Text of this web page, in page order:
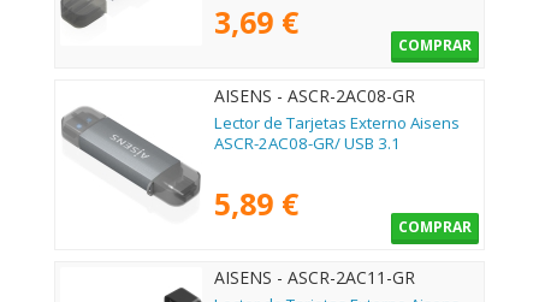
3,69 €
COMPRAR
AISENS - ASCR-2AC08-GR
Lector de Tarjetas Externo Aisens
ASCR-2AC08-GR/ USB 3.1
5,89 €
COMPRAR
AISENS - ASCR-2AC11-GR